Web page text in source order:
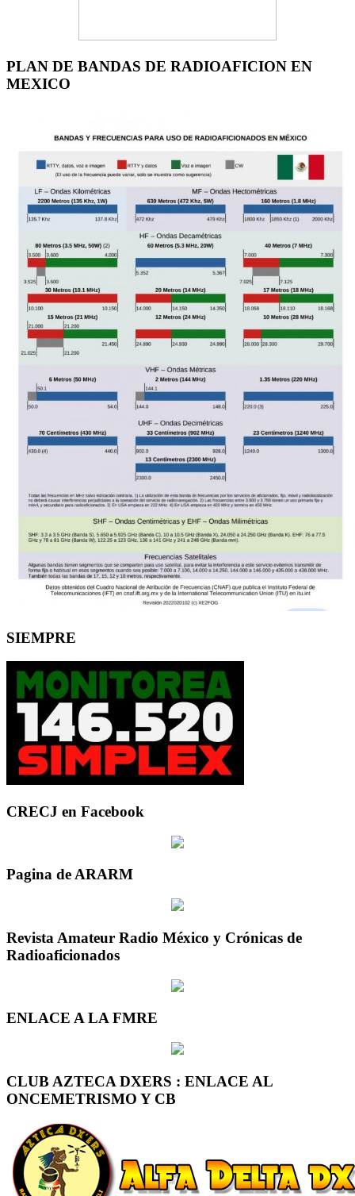
PLAN DE BANDAS DE RADIOAFICION EN
MEXICO
SIEMPRE
CRECJ en Facebook
Pagina de ARARM
Revista Amateur Radio México y Crónicas de
Radioaficionados
ENLACE A LA FMRE
CLUB AZTECA DXERS : ENLACE AL
ONCEMETRISMO Y CB